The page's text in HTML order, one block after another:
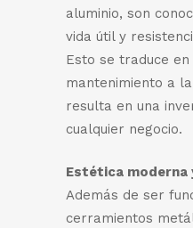
aluminio, son
vida útil y
Esto se traduce
mantenimiento a
resulta en una
cualquier negocio.
Estética moderna
Además de ser
cerramientos